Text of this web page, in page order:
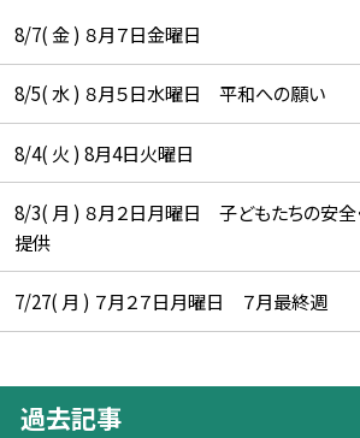
8/7( 金 ) ８月７日金曜日
8/5( 水 ) ８月５日水曜日 平和への願い
8/4( 火 ) 8月4日火曜日
8/3( 月 ) ８月２日月曜日 子どもたちの安全
提供
7/27( 月 ) ７月２７日月曜日 ７月最終週
過去記事